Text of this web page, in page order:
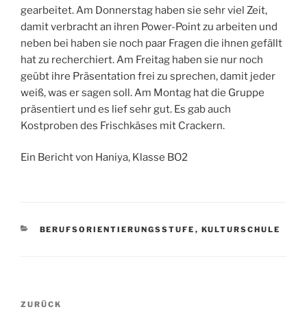
gearbeitet. Am Donnerstag haben sie sehr viel Zeit,
damit verbracht an ihren Power-Point zu arbeiten und
neben bei haben sie noch paar Fragen die ihnen gefällt
hat zu recherchiert. Am Freitag haben sie nur noch
geübt ihre Präsentation frei zu sprechen, damit jeder
weiß, was er sagen soll. Am Montag hat die Gruppe
präsentiert und es lief sehr gut. Es gab auch
Kostproben des Frischkäses mit Crackern.
Ein Bericht von Haniya, Klasse BO2
KATEGORIEN
BERUFSORIENTIERUNGSSTUFE , KULTURSCHULE
Beitragsnavigation
Vorheriger
ZURÜCK